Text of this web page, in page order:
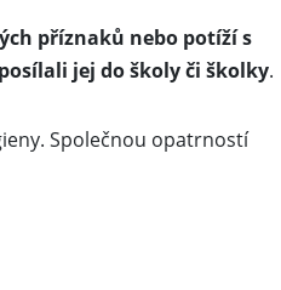
příznaků nebo potíží s
jej do školy či školky.
Společnou opatrností